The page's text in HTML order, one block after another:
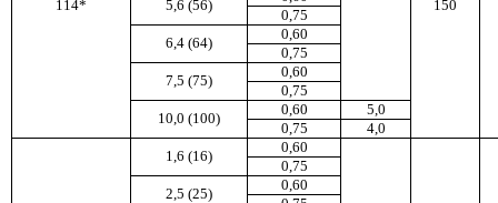
114*
150
5,6 (56)
0,75
6,4 (64)
0,60
0,75
7,5 (75)
0,60
0,75
10,0 (100)
0,60
5,0
0,75
4,0
1,6 (16)
0,60
0,75
2,5 (25)
0,60